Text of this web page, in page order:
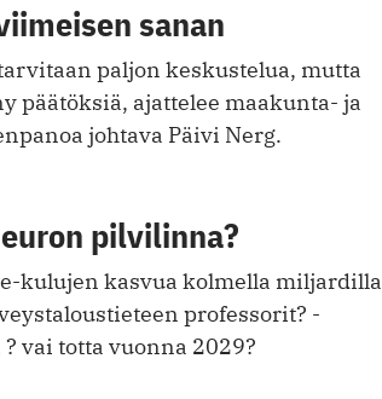
sanan
paljon keskustelua, mutta
päätöksiä, ajattelee maakunta- ja
johtava Päivi Nerg.
pilvilinna?
kulujen kasvua kolmella miljardilla
professorit?
vai totta vuonna 2029?